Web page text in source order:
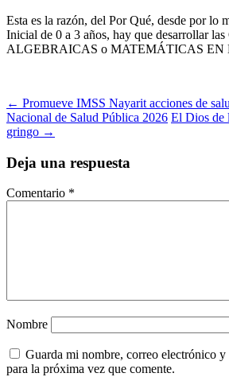
Esta es la razón, del Por Qué, desde por lo
Inicial de 0 a 3 años, hay que desarrollar
ALGEBRAICAS o MATEMÁTICAS EN
Ir
a
entrada
← Promueve IMSS Nayarit acciones de
Nacional de Salud Pública 2026 El Dios de
gringo →
Deja una respuesta
Comentario *
Nombre
Guarda mi nombre, correo electrónico y
para la próxima vez que comente.